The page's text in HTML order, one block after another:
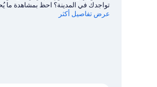
تواجدك في المدينة؟ احظ بمشاهدة ما
أبها
عرض تفاصيل أكثر